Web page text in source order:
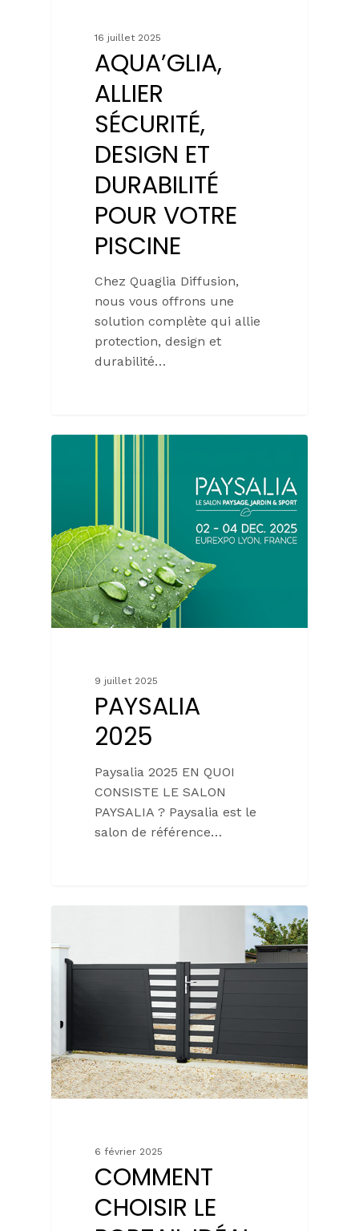
16 juillet 2025
AQUA’GLIA,
ALLIER
SÉCURITÉ,
DESIGN ET
DURABILITÉ
POUR VOTRE
PISCINE
Chez Quaglia Diffusion,
nous vous offrons une
solution complète qui allie
protection, design et
durabilité…
9 juillet 2025
PAYSALIA
2025
Paysalia 2025 EN QUOI
CONSISTE LE SALON
PAYSALIA ? Paysalia est le
salon de référence…
6 février 2025
COMMENT
CHOISIR LE